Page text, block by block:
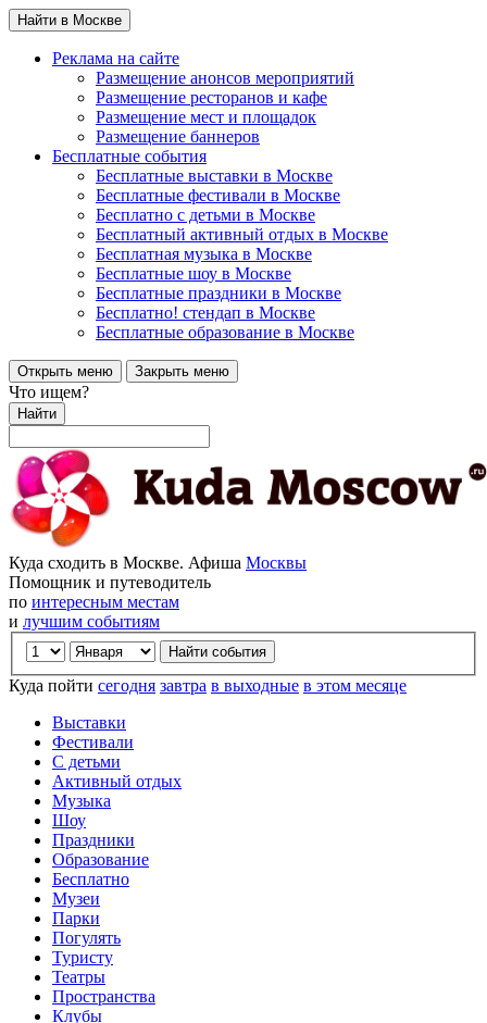
Найти в Москве
Реклама на сайте
Размещение анонсов мероприятий
Размещение ресторанов и кафе
Размещение мест и площадок
Размещение баннеров
Бесплатные события
Бесплатные выставки в Москве
Бесплатные фестивали в Москве
Бесплатно с детьми в Москве
Бесплатный активный отдых в Москве
Бесплатная музыка в Москве
Бесплатные шоу в Москве
Бесплатные праздники в Москве
Бесплатно! стендап в Москве
Бесплатные образование в Москве
Открыть меню Закрыть меню
Что ищем?
Найти
Куда сходить в Москве. Афиша Москвы
Помощник и путеводитель
по интересным местам
и лучшим событиям
Куда пойти сегодня завтра в выходные в этом месяце
Выставки
Фестивали
С детьми
Активный отдых
Музыка
Шоу
Праздники
Образование
Бесплатно
Музеи
Парки
Погулять
Туристу
Театры
Пространства
Клубы